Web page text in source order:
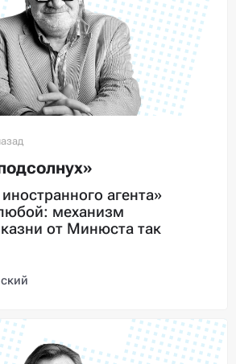
агента»
механизм
от Минюста так